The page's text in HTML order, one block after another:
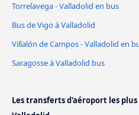
Torrelavega - Valladolid en bus
Bus de Vigo à Valladolid
Villalón de Campos - Valladolid en
Saragosse à Valladolid bus
Les transferts d'aéroport les